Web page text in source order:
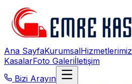
Ana SayfaKurumsalHizmetlerimiz
KasalarFoto Galeriİletişim
Bizi Arayın